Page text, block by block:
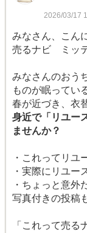
2026/03/17
みなさん、こん
売るナビ ミッテ
みなさんのおう
ものが眠ってい
春が近づき、衣
身近で「リユー
ませんか？
・これってリユ
・実際にリユー
・ちょっと意
写真付きの投稿
「これって売る